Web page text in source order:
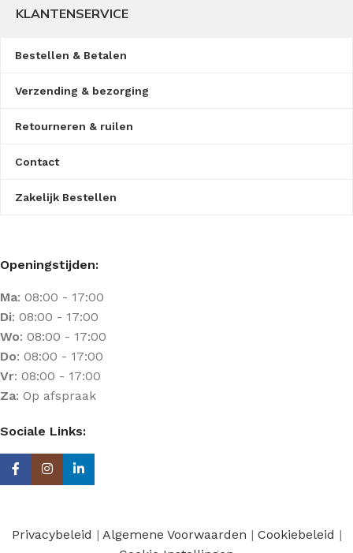
KLANTENSERVICE
Bestellen & Betalen
Verzending & bezorging
Retourneren & ruilen
Contact
Zakelijk Bestellen
Openingstijden:
Ma: 08:00 - 17:00
Di: 08:00 - 17:00
Wo: 08:00 - 17:00
Do: 08:00 - 17:00
Vr: 08:00 - 17:00
Za: Op afspraak
Sociale Links:
Privacybeleid | Algemene Voorwaarden | Cookiebeleid |